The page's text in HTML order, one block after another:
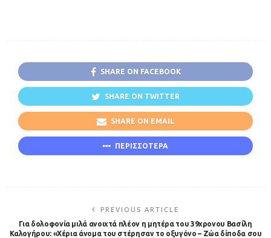
SHARE ON FACEBOOK
SHARE ON TWITTER
SHARE ON EMAIL
ΠΕΡΙΣΣΟΤΕΡΑ
PREVIOUS ARTICLE
Για δολοφονία μιλά ανοιχτά πλέον η μητέρα του 39χρονου Βασίλη
Καλογήρου: «Χέρια άνομα του στέρησαν το οξυγόνο – Ζώα δίποδα σου